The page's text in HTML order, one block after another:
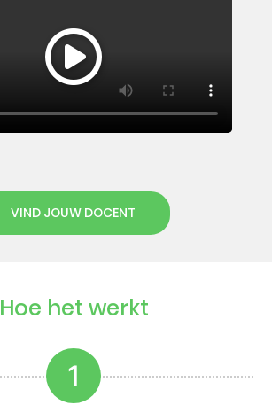
VIND JOUW DOCENT
Hoe het werkt
1